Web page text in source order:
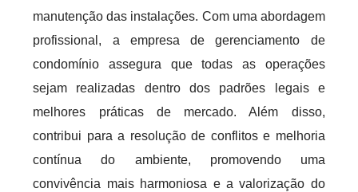
manutenção das instalações. Com uma abordagem
profissional, a empresa de gerenciamento de
condomínio assegura que todas as operações
sejam realizadas dentro dos padrões legais e
melhores práticas de mercado. Além disso,
contribui para a resolução de conflitos e melhoria
contínua do ambiente, promovendo uma
convivência mais harmoniosa e a valorização do